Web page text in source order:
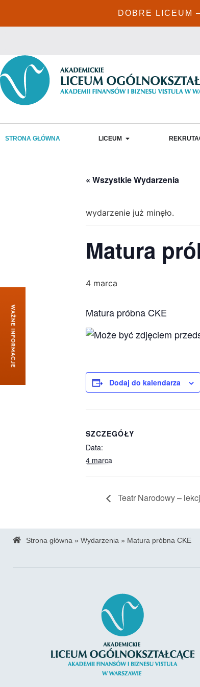
DOBRE LICEUM
STRONA GŁÓWNA LICEUM
« Wszystkie Wydarzenia
wydarzenie już minęło.
Matura
4 marca
Matura próbna CKE
Dodaj do kalendarza
SZCZEGÓŁY
Data:
4 marca
Teatr Narodowy –
Strona główna » Wydarzenia » Matura próbna CKE